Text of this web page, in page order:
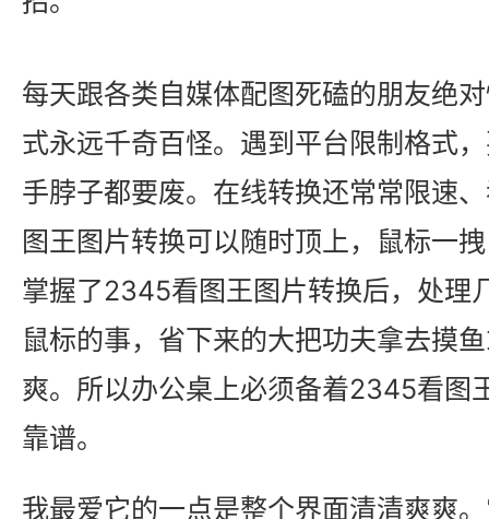
每天跟各类自媒体配图死磕的朋友绝
式永远千奇百怪。遇到平台限制格式
手脖子都要废。在线转换还常常限速
图王图片转换可以随时顶上，鼠标一
掌握了2345看图王图片转换后，处理
鼠标的事，省下来的大把功夫拿去摸
爽。所以办公桌上必须备着2345看图
靠谱。
我最爱它的一点是整个界面清清爽爽